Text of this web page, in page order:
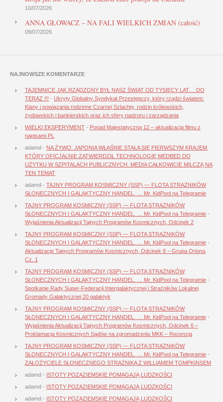
10/07/2026
ANNA GŁOWACZ – NA FALI WIELKICH ZMIAN (całość)
09/07/2026
NAJNOWSZE KOMENTARZE
TAJEMNICE JAK RZĄDZONY BYŁ NASZ ŚWIAT OD TYSIĘCY LAT… DO
TERAZ !!! - Ukryty Globalny Syndykat Przestępczy, który rządzi światem:
Klany i powiązania rodzinne Czarnej Szlachty, rodzin królewskich,
żydowskich i bankierskich oraz ich sfery nadzoru i zarządzania
WIELKI EKSPERYMENT - Ponad Majestatyczną 12 – aktualizacja filmu z
napisami PL
adamd - NA ŻYWO: JAPONIA WŁAŚNIE STAŁA SIĘ PIERWSZYM KRAJEM,
KTÓRY OFICJALNIE ZATWIERDZIŁ TECHNOLOGIĘ MEDBED DO
UŻYTKU W SZPITALACH PUBLICZNYCH. MEDIA CAŁKOWICIE MILCZĄ NA
TEN TEMAT
adamd - TAJNY PROGRAM KOSMICZNY (SSP) — FLOTA STRAŻNIKÓW
SŁONECZNYCH I GALAKTYCZNY HANDEL. … Mr. KidPool na Telegramie
TAJNY PROGRAM KOSMICZNY (SSP) — FLOTA STRAŻNIKÓW
SŁONECZNYCH I GALAKTYCZNY HANDEL. … Mr. KidPool na Telegramie -
Wyjaśnienia Aktualizacji Tajnych Programów Kosmicznych, Odcinek 2
TAJNY PROGRAM KOSMICZNY (SSP) — FLOTA STRAŻNIKÓW
SŁONECZNYCH I GALAKTYCZNY HANDEL. … Mr. KidPool na Telegramie -
Aktualizacje Tajnych Programów Kosmicznych, Odcinek 8 – Grupa Oriona,
Cz. 1
TAJNY PROGRAM KOSMICZNY (SSP) — FLOTA STRAŻNIKÓW
SŁONECZNYCH I GALAKTYCZNY HANDEL. … Mr. KidPool na Telegramie -
Spotkanie Rady Super-Federacji Intergalaktycznej i Strażników Lokalnej
Gromady Galaktycznej 20 galaktyk
TAJNY PROGRAM KOSMICZNY (SSP) — FLOTA STRAŻNIKÓW
SŁONECZNYCH I GALAKTYCZNY HANDEL. … Mr. KidPool na Telegramie -
Wyjaśnienia Aktualizacji Tajnych Programów Kosmicznych, Odcinek 6 –
Proklamacja Kosmicznych Sądów na zgromadzeniu MKK – Recenzja
TAJNY PROGRAM KOSMICZNY (SSP) — FLOTA STRAŻNIKÓW
SŁONECZNYCH I GALAKTYCZNY HANDEL. … Mr. KidPool na Telegramie -
ZAŁOŻYCIELE SŁONECZNEGO STRAŻNIKA Z WILLIAMEM TOMPKINSEM
adamd - ISTOTY POZAZIEMSKIE POMAGAJĄ LUDZKOŚCI
adamd - ISTOTY POZAZIEMSKIE POMAGAJĄ LUDZKOŚCI
adamd - ISTOTY POZAZIEMSKIE POMAGAJĄ LUDZKOŚCI